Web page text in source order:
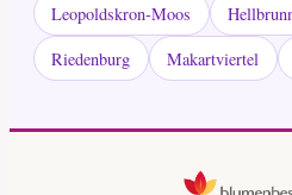
Leopoldskron-Moos
Riedenburg
Makartviertel